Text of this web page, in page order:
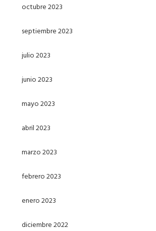
octubre 2023
septiembre 2023
julio 2023
junio 2023
mayo 2023
abril 2023
marzo 2023
febrero 2023
enero 2023
diciembre 2022